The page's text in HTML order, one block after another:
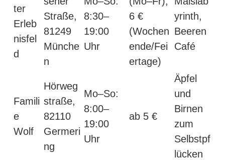
ter
Erleb
nisfel
d
Straße,
81249
Münche
n
8:30–
19:00
Uhr
6 €
(Wochen
ende/Fei
ertage)
yrinth,
Beeren
Café
Famili
e
Wolf
Hörweg
straße,
82110
Germeri
ng
Mo–So:
8:00–
19:00
Uhr
ab 5 €
Äpfel
und
Birnen
zum
Selbstpf
lücken